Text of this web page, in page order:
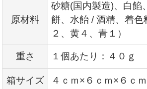
原材料
砂糖(国内製造)、白餡
餅、水飴 / 酒精、着色
２、黄４、青１）
重さ １個あたり：４０ｇ
箱サイズ
４ｃｍ×６ｃｍ×６ｃｍ